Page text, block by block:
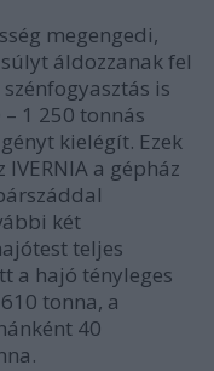
megengedi,
áldozzanak fel
is
1 250 tonnás
kielégít. Ezek
a gépház
két
teljes
a hajó tényleges
tonna, a
40